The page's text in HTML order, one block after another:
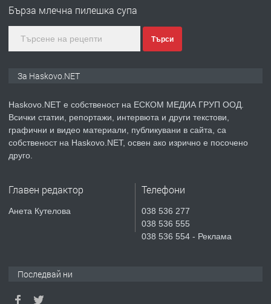
градската градина!
преди 6 дни
ПРЕДЛАГА
Продавам парцел в гр. Хасково кв.
СГЛОБЯВАНЕ НА МЕБЕЛИ.
Бърза млечна пилешка супа
Търси
За Haskovo.NET
Haskovo.NET е собственост на ЕСКОМ МЕДИА ГРУП ООД.
Всички статии, репортажи, интервюта и други текстови,
графични и видео материали, публикувани в сайта, са
собственост на Haskovo.NET, освен ако изрично е посочено
друго.
Главен редактор
Анета Кутелова
Телефони
038 536 277
038 536 555
038 536 554 - Реклама
Последвай ни